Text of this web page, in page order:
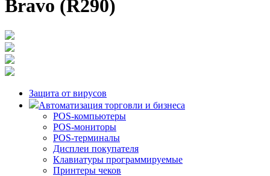
Bravo (R290)
Защита от вирусов
Автоматизация торговли и бизнеса
POS-компьютеры
POS-мониторы
POS-терминалы
Дисплеи покупателя
Клавиатуры программируемые
Принтеры чеков